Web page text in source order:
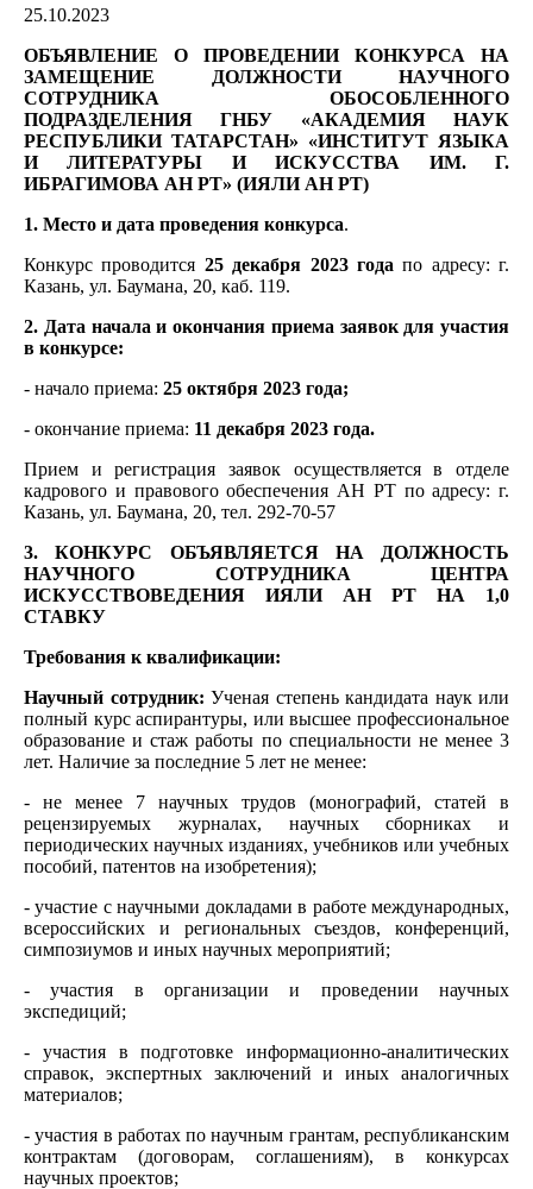
25.10.2023
ОБЪЯВЛЕНИЕ О ПРОВЕДЕНИИ КОНКУРСА НА
ЗАМЕЩЕНИЕ ДОЛЖНОСТИ НАУЧНОГО
СОТРУДНИКА ОБОСОБЛЕННОГО
ПОДРАЗДЕЛЕНИЯ ГНБУ «АКАДЕМИЯ НАУК
РЕСПУБЛИКИ ТАТАРСТАН» «ИНСТИТУТ ЯЗЫКА
И ЛИТЕРАТУРЫ И ИСКУССТВА ИМ. Г.
ИБРАГИМОВА АН РТ» (ИЯЛИ АН РТ)
1. Место и дата проведения конкурса.
Конкурс проводится 25 декабря 2023 года по адресу: г.
Казань, ул. Баумана, 20, каб. 119.
2. Дата начала и окончания приема заявок для участия
в конкурсе:
- начало приема: 25 октября 2023 года;
- окончание приема: 11 декабря 2023 года.
Прием и регистрация заявок осуществляется в отделе
кадрового и правового обеспечения АН РТ по адресу: г.
Казань, ул. Баумана, 20, тел. 292-70-57
3. КОНКУРС ОБЪЯВЛЯЕТСЯ НА ДОЛЖНОСТЬ
НАУЧНОГО СОТРУДНИКА ЦЕНТРА
ИСКУССТВОВЕДЕНИЯ ИЯЛИ АН РТ НА 1,0
СТАВКУ
Требования к квалификации:
Научный сотрудник: Ученая степень кандидата наук или
полный курс аспирантуры, или высшее профессиональное
образование и стаж работы по специальности не менее 3
лет. Наличие за последние 5 лет не менее:
- не менее 7 научных трудов (монографий, статей в
рецензируемых журналах, научных сборниках и
периодических научных изданиях, учебников или учебных
пособий, патентов на изобретения);
- участие с научными докладами в работе международных,
всероссийских и региональных съездов, конференций,
симпозиумов и иных научных мероприятий;
- участия в организации и проведении научных
экспедиций;
- участия в подготовке информационно-аналитических
справок, экспертных заключений и иных аналогичных
материалов;
- участия в работах по научным грантам, республиканским
контрактам (договорам, соглашениям), в конкурсах
научных проектов;